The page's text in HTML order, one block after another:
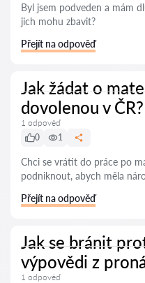
Byl jsem podveden a mám
jich mohu zbavit?
Přejít na odpověď
Jak žádat o
dovolenou v ČR?
1 odpověď
0
1
Chci se vrátit do práce po
podniknout, abych měla
Přejít na odpověď
Jak se bránit
výpovědi z
1 odpověď